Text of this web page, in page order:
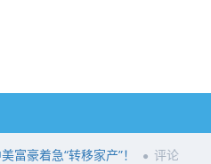
富豪着急“转移家产”！ 评论